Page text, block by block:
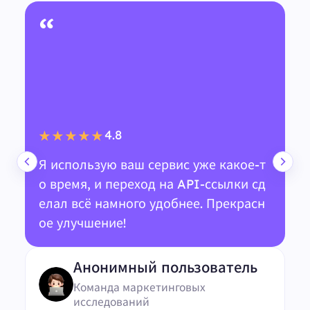
“
★★★★★4.8
Я использую ваш сервис уже какое-т
о время, и переход на API-ссылки сд
елал всё намного удобнее. Прекрасн
ое улучшение!
Анонимный пользователь
Команда маркетинговых
исследований